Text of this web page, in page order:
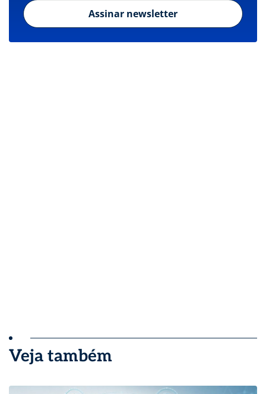
Assinar newsletter
Veja também